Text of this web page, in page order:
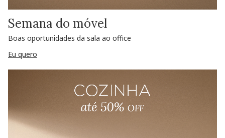
Semana do móvel
Boas oportunidades da sala ao office
Eu quero